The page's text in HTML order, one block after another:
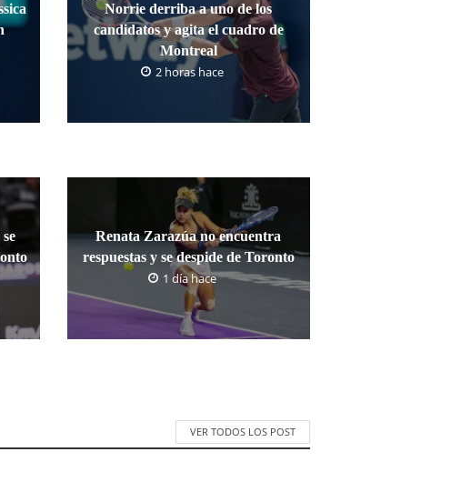
Norrie derriba a uno de los
candidatos y agita el cuadro de
Montreal
2 horas hace
Renata Zarazúa no encuentra
respuestas y se despide de Toronto
1 día hace
VER TODOS LOS POST